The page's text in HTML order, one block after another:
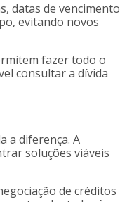
datas de vencimento
evitando novos
fazer todo o
consultar a dívida
a diferença. A
soluções viáveis
de créditos